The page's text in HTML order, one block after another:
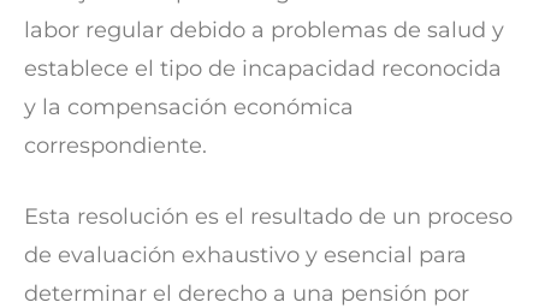
labor regular debido a problemas de salud y
establece el tipo de incapacidad reconocida
y la compensación económica
correspondiente.
Esta resolución es el resultado de un proceso
de evaluación exhaustivo y esencial para
determinar el derecho a una pensión por